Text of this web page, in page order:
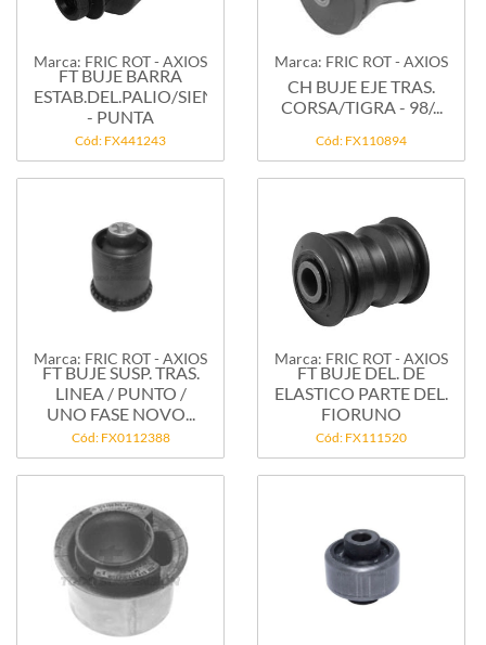
Marca: FRIC ROT - AXIOS
FT BUJE BARRA
ESTAB.DEL.PALIO/SIENA
- PUNTA
Cód: FX441243
Marca: FRIC ROT - AXIOS
CH BUJE EJE TRAS.
CORSA/TIGRA - 98/...
Cód: FX110894
Marca: FRIC ROT - AXIOS
FT BUJE SUSP. TRAS.
LINEA / PUNTO /
UNO FASE NOVO...
Cód: FX0112388
Marca: FRIC ROT - AXIOS
FT BUJE DEL. DE
ELASTICO PARTE DEL.
FIORUNO
Cód: FX111520